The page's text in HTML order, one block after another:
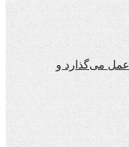
عمل می‌گذارد و